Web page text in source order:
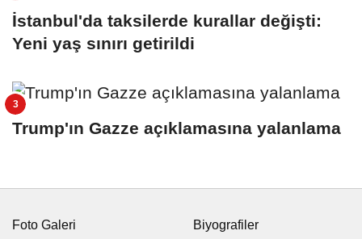
İstanbul'da taksilerde kurallar değişti:
Yeni yaş sınırı getirildi
Trump'ın Gazze açıklamasına yalanlama
Foto Galeri Biyografiler